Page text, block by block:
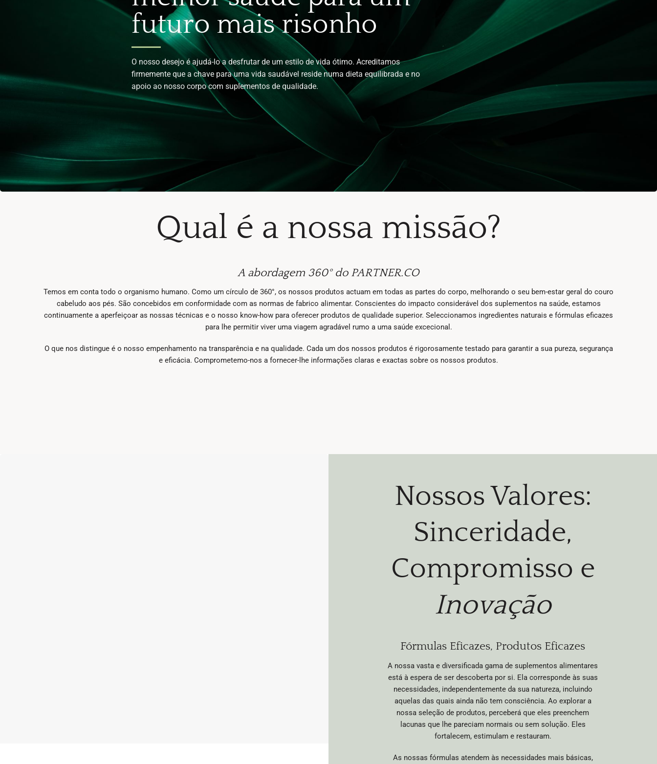
futuro mais risonho
O nosso desejo é ajudá-lo a desfrutar de um estilo de vida ótimo. Acreditamos
firmemente que a chave para uma vida saudável reside numa dieta equilibrada e no
apoio ao nosso corpo com suplementos de qualidade.
Qual é a nossa missão?
A abordagem 360° do PARTNER.CO
Temos em conta todo o organismo humano. Como um círculo de 360°, os nossos produtos actuam em todas as partes do corpo, melhorando o seu bem-estar geral do couro
cabeludo aos pés. São concebidos em conformidade com as normas de fabrico alimentar. Conscientes do impacto considerável dos suplementos na saúde, estamos
continuamente a aperfeiçoar as nossas técnicas e o nosso know-how para oferecer produtos de qualidade superior. Seleccionamos ingredientes naturais e fórmulas eficazes
para lhe permitir viver uma viagem agradável rumo a uma saúde excecional.
O que nos distingue é o nosso empenhamento na transparência e na qualidade. Cada um dos nossos produtos é rigorosamente testado para garantir a sua pureza, segurança
e eficácia. Comprometemo-nos a fornecer-lhe informações claras e exactas sobre os nossos produtos.
Nossos Valores:
Sinceridade,
Compromisso e
Inovação
Fórmulas Eficazes, Produtos Eficazes
A nossa vasta e diversificada gama de suplementos alimentares
está à espera de ser descoberta por si. Ela corresponde às suas
necessidades, independentemente da sua natureza, incluindo
aquelas das quais ainda não tem consciência. Ao explorar a
nossa seleção de produtos, perceberá que eles preenchem
lacunas que lhe pareciam normais ou sem solução. Eles
fortalecem, estimulam e restauram.
As nossas fórmulas atendem às necessidades mais básicas,